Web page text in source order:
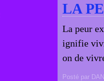
LA
La peur
ignifie
on de
Posté par